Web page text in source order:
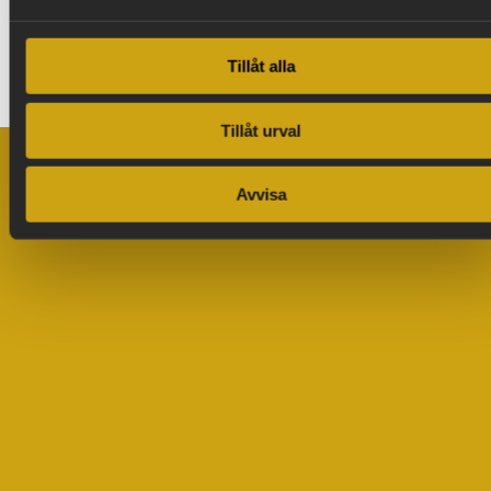
Tillåt alla
Tillåt urval
Avvisa